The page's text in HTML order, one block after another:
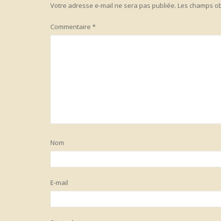
Votre adresse e-mail ne sera pas publiée. Les champs
Commentaire *
Nom
E-mail